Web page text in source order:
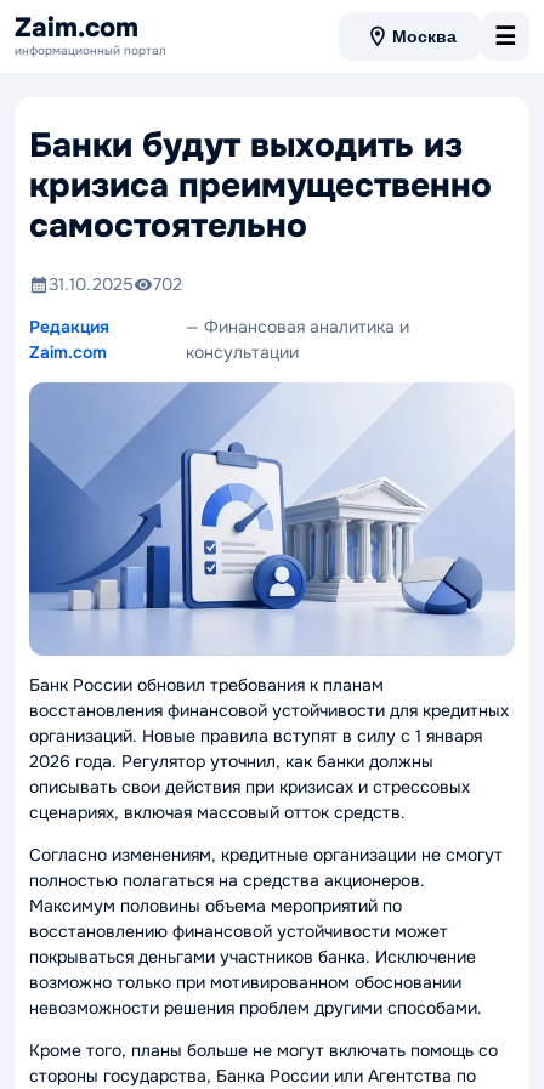
Zaim.com
информационный портал
Москва ☰
Банки будут выходить из
кризиса преимущественно
самостоятельно
31.10.2025
702
Редакция
Zaim.com
— Финансовая аналитика и
консультации
Банк России обновил требования к планам
восстановления финансовой устойчивости для кредитных
организаций. Новые правила вступят в силу с 1 января
2026 года. Регулятор уточнил, как банки должны
описывать свои действия при кризисах и стрессовых
сценариях, включая массовый отток средств.
Согласно изменениям, кредитные организации не смогут
полностью полагаться на средства акционеров.
Максимум половины объема мероприятий по
восстановлению финансовой устойчивости может
покрываться деньгами участников банка. Исключение
возможно только при мотивированном обосновании
невозможности решения проблем другими способами.
Кроме того, планы больше не могут включать помощь со
стороны государства, Банка России или Агентства по